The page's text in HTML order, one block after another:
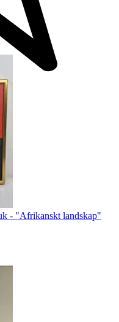
- "Afrikanskt landskap"